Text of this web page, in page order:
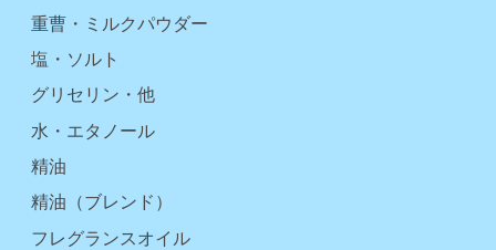
重曹・ミルクパウダー
塩・ソルト
グリセリン・他
水・エタノール
精油
精油（ブレンド）
フレグランスオイル